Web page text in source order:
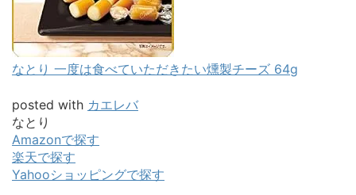
なとり 一度は食べていただきたい燻製チーズ 64g
posted with カエレバ
なとり
Amazonで探す
楽天で探す
Yahooショッピングで探す